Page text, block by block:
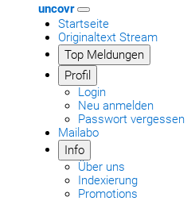
uncovr
Startseite
Originaltext Stream
Top Meldungen
Profil
Login
Neu anmelden
Passwort vergessen
Mailabo
Info
Über uns
Indexierung
Promotions